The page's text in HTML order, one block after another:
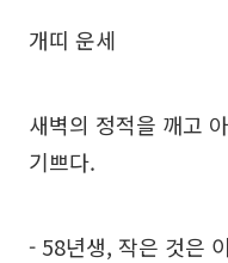
개띠 운세
새벽의 정적을 깨고
기쁘다.
- 58년생, 작은 것은